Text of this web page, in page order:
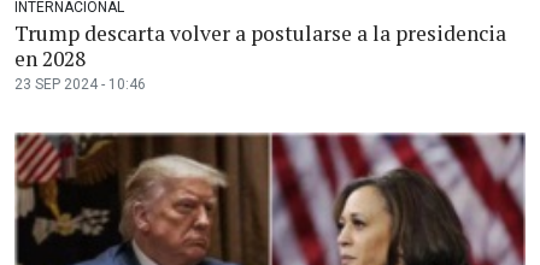
INTERNACIONAL
Trump descarta volver a postularse a la presidencia
en 2028
23 SEP 2024 - 10:46